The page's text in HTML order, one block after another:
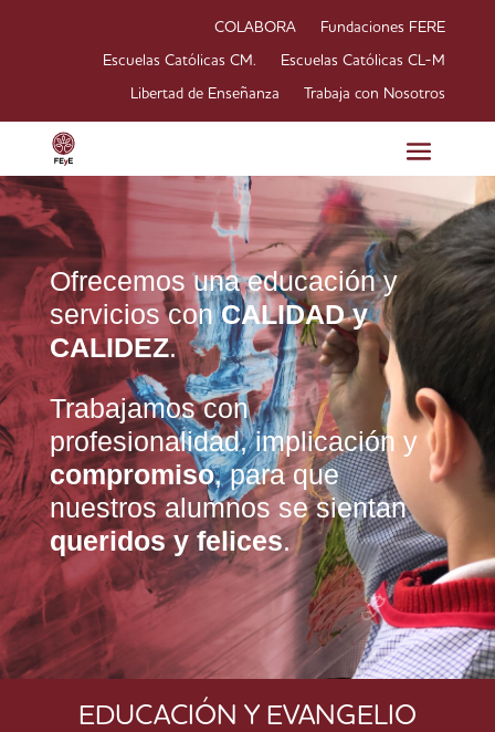
COLABORA Fundaciones FERE
Escuelas Católicas CM. Escuelas Católicas CL-M
Libertad de Enseñanza Trabaja con Nosotros
Ofrecemos una educación y
servicios conCALIDAD y
CALIDEZ.
Trabajamos con
profesionalidad, implicación y
compromiso, para que
nuestros alumnos se sientan
queridos y felices.
EDUCACIÓN Y EVANGELIO